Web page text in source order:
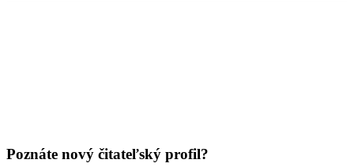
Poznáte nový čitateľský profil?